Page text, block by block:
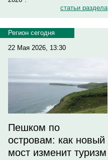
статьи раздела
Регион сегодня
22 Мая 2026, 13:30
Пешком по
островам: как новый
мост изменит туризм